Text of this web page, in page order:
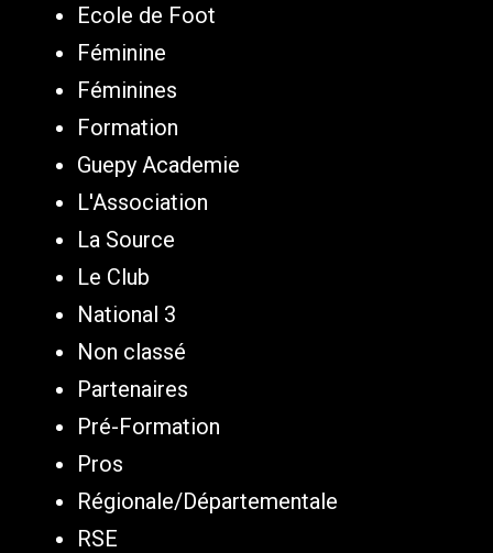
Ecole de Foot
Féminine
Féminines
Formation
Guepy Academie
L'Association
La Source
Le Club
National 3
Non classé
Partenaires
Pré-Formation
Pros
Régionale/Départementale
RSE